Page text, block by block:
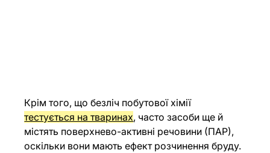
Крім того, що безліч побутової хімії
тестується на тваринах, часто засоби ще й
містять поверхнево-активні речовини (ПАР),
оскільки вони мають ефект розчинення бруду.